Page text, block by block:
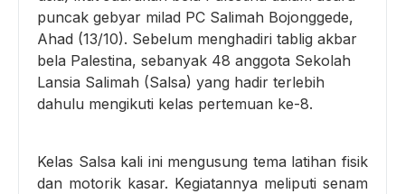
puncak gebyar milad PC Salimah Bojonggede,
Ahad (13/10). Sebelum menghadiri tablig akbar
bela Palestina, sebanyak 48 anggota Sekolah
Lansia Salimah (Salsa) yang hadir terlebih
dahulu mengikuti kelas pertemuan ke-8.
Kelas Salsa kali ini mengusung tema latihan fisik
dan motorik kasar. Kegiatannya meliputi senam